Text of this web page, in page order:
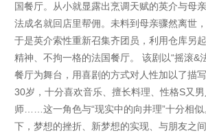
国餐厅。从小就显露出烹调天赋的英介与母
法成名就回店里帮佣。未料到母亲骤然离世
于是英介索性重新召集齐团员，利用仓库另
精神、不拘一格的法国餐厅。 该剧以“摇滚&
餐厅为舞台，用喜剧的方式对人性加以了描
30岁，十分喜欢音乐、擅长料理、性格S又
师……这一角色与“现实中的向井理”十分相
下，梦想的挫折、新梦想的实现、与朋友之